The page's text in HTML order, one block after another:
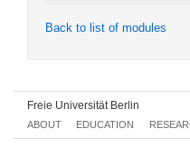
Back to list of modules
Freie Universität Berlin
ABOUT EDUCATION